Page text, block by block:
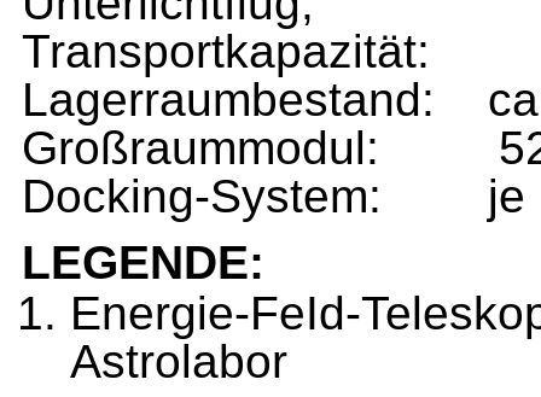
Transportkapazität:
Lagerraumbestand:
Großraummodul:
Docking-System: je
LEGENDE:
Energie-FeId-
Astrolabor